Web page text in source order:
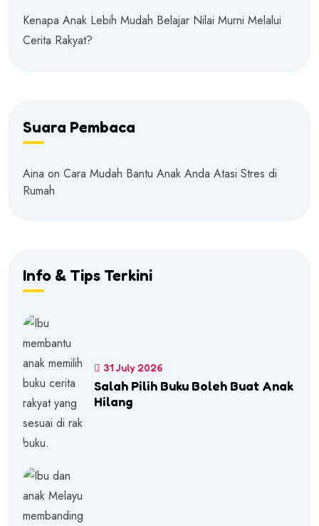
Kenapa Anak Lebih Mudah Belajar Nilai Murni Melalui
Cerita Rakyat?
Suara Pembaca
Aina on Cara Mudah Bantu Anak Anda Atasi Stres di
Rumah
Info & Tips Terkini
31 July 2026
Salah Pilih Buku Boleh Buat Anak
Hilang